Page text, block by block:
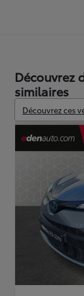
Découvrez
similaires
Découvrez ces